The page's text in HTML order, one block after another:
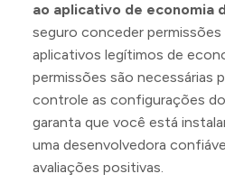
ao aplicativo de economia
seguro conceder permissões
aplicativos legítimos de
permissões são necessárias
controle as configurações
garanta que você está
uma desenvolvedora
avaliações positivas.